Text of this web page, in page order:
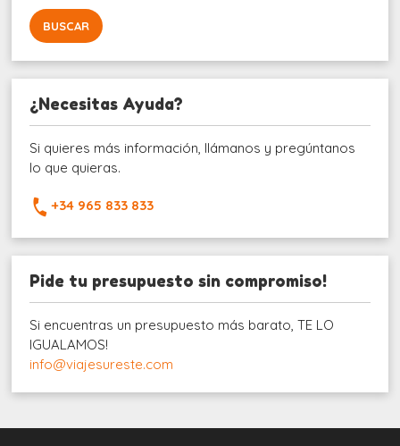
¿Necesitas Ayuda?
Si quieres más información, llámanos y pregúntanos
lo que quieras.
+34 965 833 833
Pide tu presupuesto sin compromiso!
Si encuentras un presupuesto más barato, TE LO
IGUALAMOS!
info@viajesureste.com